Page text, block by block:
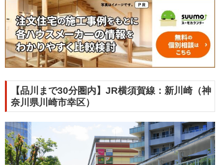
【品川まで30分圏内】JR横須賀線：新川崎（神
奈川県川崎市幸区）